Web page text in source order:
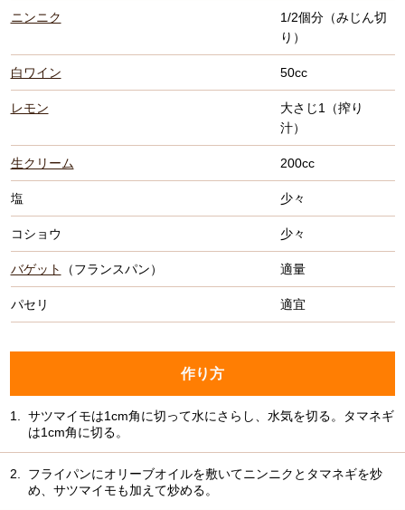
ニンニク
1/2個分（みじん切
り）
白ワイン 50cc
レモン
大さじ1（搾り
汁）
生クリーム 200cc
塩 少々
コショウ 少々
バゲット （フランスパン） 適量
パセリ 適宜
作り方
1.
サツマイモは1cm角に切って水にさらし、水気を切る。タマネギ
は1cm角に切る。
2.
フライパンにオリーブオイルを敷いてニンニクとタマネギを炒
め、サツマイモも加えて炒める。